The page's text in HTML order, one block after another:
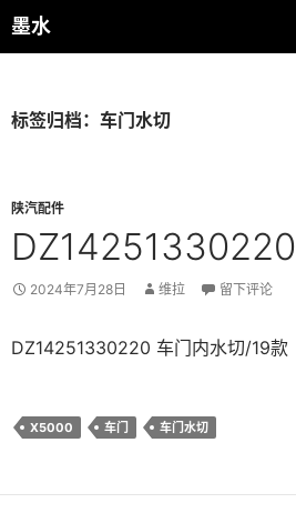
跳
至
墨水
搜
索
标签归档：车门水切
陕汽配件
DZ14251330220
2024年7月28日 维拉 留下评论
DZ14251330220 车门内水切/19款
X5000 车门 车门水切